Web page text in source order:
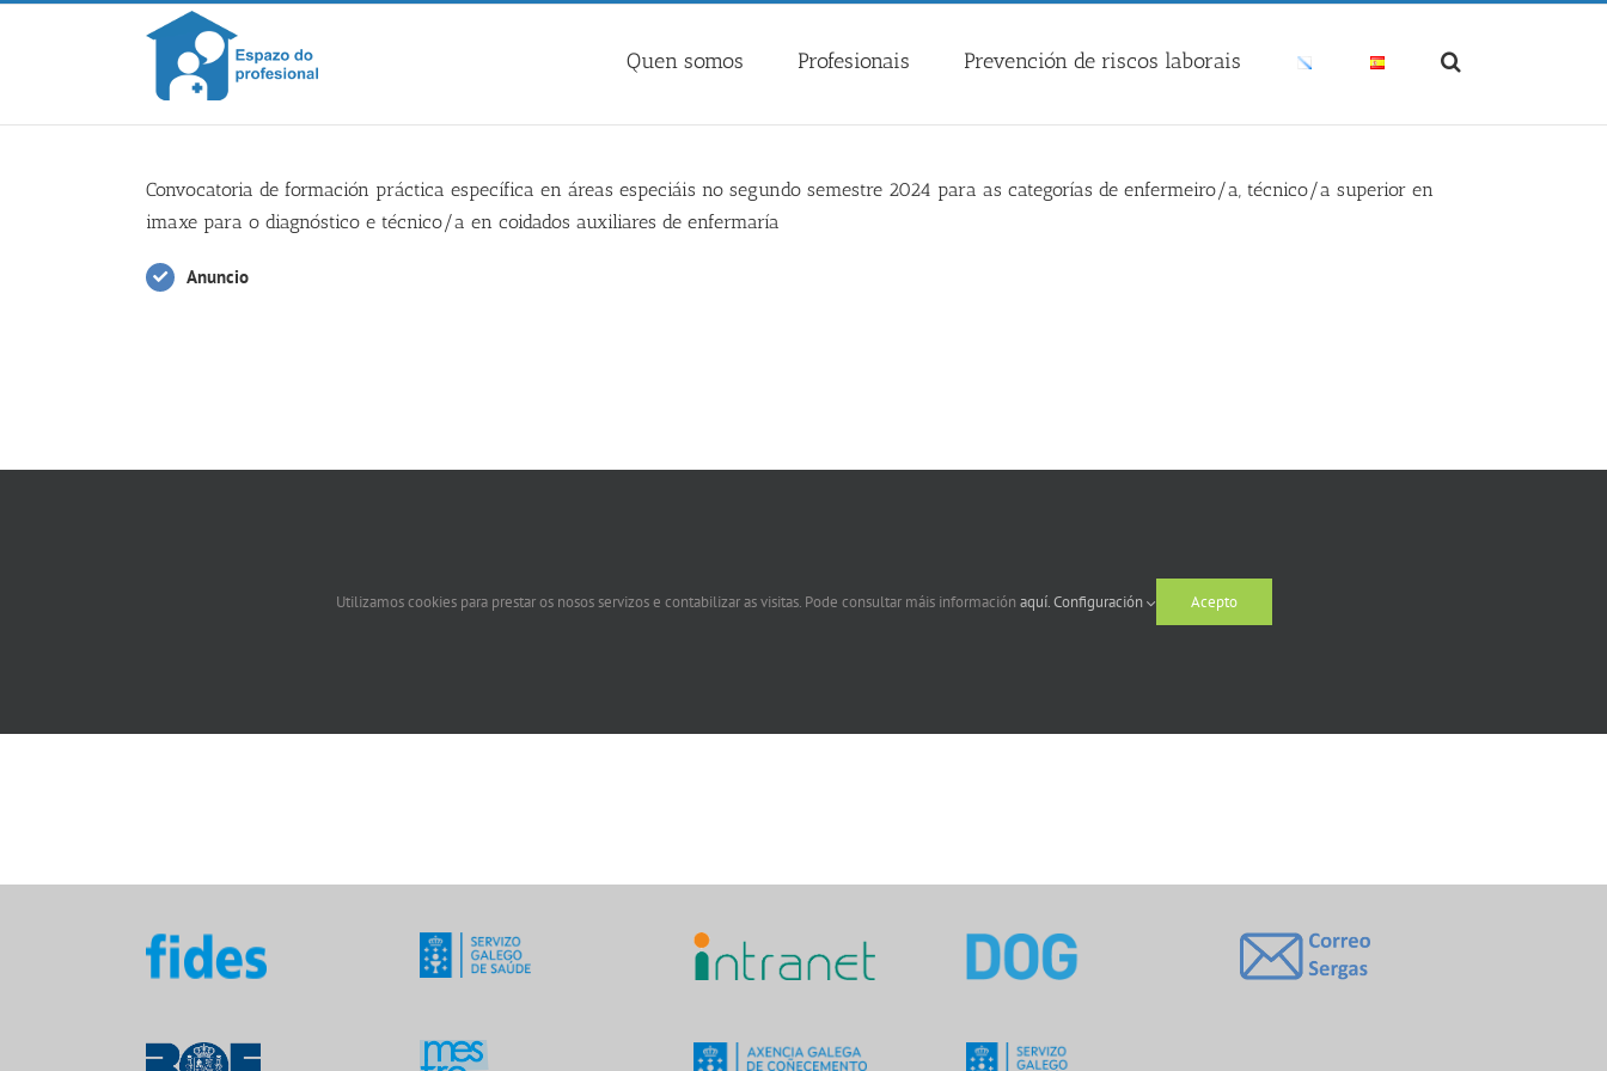
Skip
Quen somos Profesionais Prevención de riscos laborais
Convocatoria de formación práctica específica en áreas especiáis no segundo semestre 2024 para as categorías de enfermeiro/a, técnico/a superior en
imaxe para o diagnóstico e técnico/a en coidados auxiliares de enfermaría
Anuncio
Utilizamos cookies para prestar os nosos servizos e contabilizar as visitas. Pode consultar máis información aquí.Configuración Acepto